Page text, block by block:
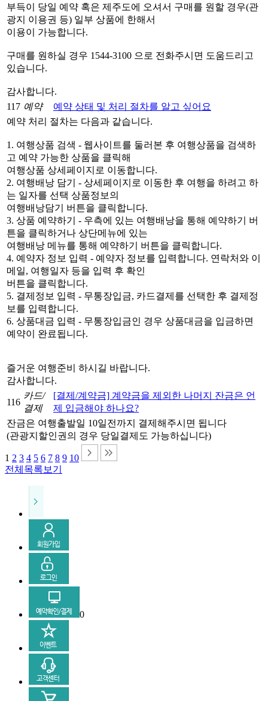
부득이 당일 예약 혹은 제주도에 오셔서 구매를 원할 경우(관
광지 이용권 등) 일부 상품에 한해서
이용이 가능합니다.
구매를 원하실 경우 1544-3100 으로 전화주시면 도움드리고
있습니다.
감사합니다.
117 예약
예약 상태 및 처리 절차를 알고 싶어요
예약 처리 절차는 다음과 같습니다.
1. 여행상품 검색 - 웹사이트를 둘러본 후 여행상품을 검색하
고 예약 가능한 상품을 클릭해
여행상품 상세페이지로 이동합니다.
2. 여행배낭 담기 - 상세페이지로 이동한 후 여행을 하려고 하
는 일자를 선택 상품정보의
여행배낭담기 버튼을 클릭합니다.
3. 상품 예약하기 - 우측에 있는 여행배낭을 통해 예약하기 버
튼을 클릭하거나 상단메뉴에 있는
여행배낭 메뉴를 통해 예약하기 버튼을 클릭합니다.
4. 예약자 정보 입력 - 예약자 정보를 입력합니다. 연락처와 이
메일, 여행일자 등을 입력 후 확인
버튼을 클릭합니다.
5. 결제정보 입력 - 무통장입금, 카드결제를 선택한 후 결제정
보를 입력합니다.
6. 상품대금 입력 - 무통장입금인 경우 상품대금을 입금하면
예약이 완료됩니다.
즐거운 여행준비 하시길 바랍니다.
감사합니다.
116
카드/
결제
[결제/계약금] 계약금을 제외한 나머지 잔금은 언
제 입금해야 하나요?
잔금은 여행출발일 10일전까지 결제해주시면 됩니다
(관광지할인권의 경우 당일결제도 가능하십니다)
1 2 3 4 5 6 7 8 9 10
전체목록보기
0